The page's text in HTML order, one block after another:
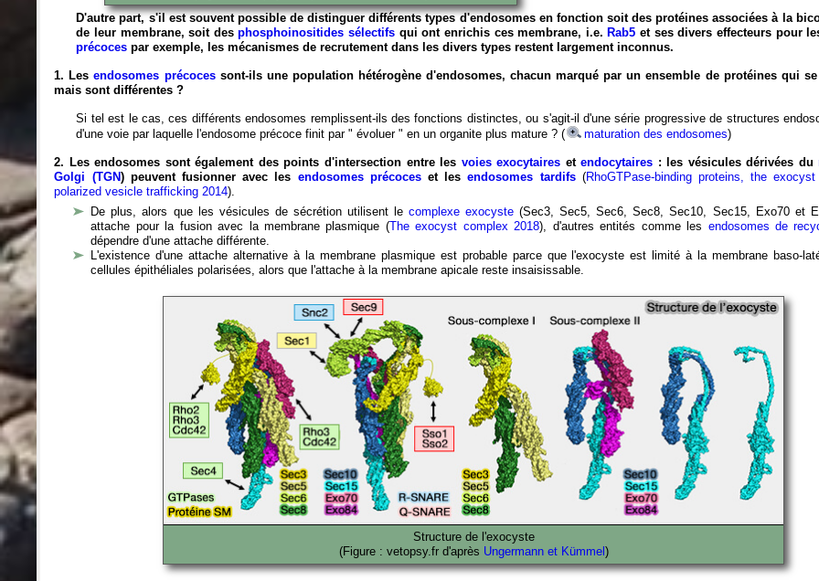
D'autre part, s'il est souvent possible de distinguer différents types d'endosomes en fonction soit des protéines associées à la
de leur membrane, soit desphosphoinositides sélectifs qui ont enrichis ces membrane, i.e. Rab5 et ses divers effecteurs pour
précoces par exemple, les mécanismes de recrutement dans les divers types restent largement inconnus.
1. Lesendosomes précoces sont-ils une population hétérogène d'endosomes, chacun marqué par un ensemble de protéines qui se
mais sont différentes ?
Si tel est le cas, ces différents endosomes remplissent-ils des fonctions distinctes, ou s'agit-il d'une série progressive de structures
d'une voie par laquelle l'endosome précoce finit par " évoluer " en un organite plus mature ? (
maturation des endosomes)
2. Les endosomes sont également des points d'intersection entre les voies exocytaires etendocytaires : les vésicules dérivées du
Golgi (TGN) peuvent fusionner avec les endosomes précoceset lesendosomes tardifs (RhoGTPase-binding proteins, the
polarized vesicle trafficking 2014).
De plus, alors que les vésicules de sécrétion utilisent lecomplexe exocyste (Sec3, Sec5, Sec6, Sec8, Sec10, Sec15, Exo70 et
attache pour la fusion avec la membrane plasmique (The exocyst complex 2018), d'autres entités comme les endosomes de
dépendre d'une attache différente.
L'existence d'une attache alternative à la membrane plasmique est probable parce que l'exocyste est limité à la membrane baso-
cellules épithéliales polarisées, alors que l'attache à la membrane apicale reste insaisissable.
Structure de l'exocyste
(Figure : vetopsy.fr d'après Ungermann et Kümmel )